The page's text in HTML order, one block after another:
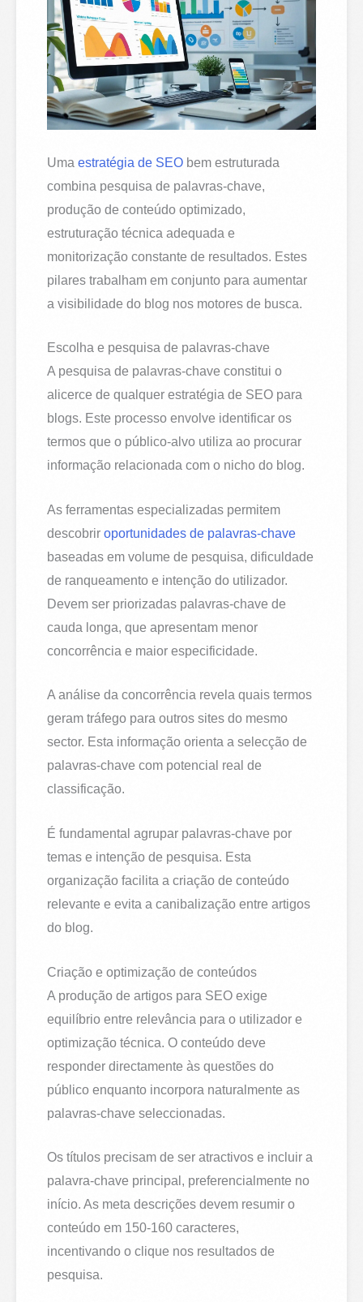
Umaestratégia de SEO bem estruturada
combina pesquisa de palavras-chave,
produção de conteúdo optimizado,
estruturação técnica adequada e
monitorização constante de resultados. Estes
pilares trabalham em conjunto para aumentar
a visibilidade do blog nos motores de busca.
Escolha e pesquisa de palavras-chave
A pesquisa de palavras-chave constitui o
alicerce de qualquer estratégia de SEO para
blogs. Este processo envolve identificar os
termos que o público-alvo utiliza ao procurar
informação relacionada com o nicho do blog.
As ferramentas especializadas permitem
descobriroportunidades de palavras-chave
baseadas em volume de pesquisa, dificuldade
de ranqueamento e intenção do utilizador.
Devem ser priorizadas palavras-chave de
cauda longa, que apresentam menor
concorrência e maior especificidade.
A análise da concorrência revela quais termos
geram tráfego para outros sites do mesmo
sector. Esta informação orienta a selecção de
palavras-chave com potencial real de
classificação.
É fundamental agrupar palavras-chave por
temas e intenção de pesquisa. Esta
organização facilita a criação de conteúdo
relevante e evita a canibalização entre artigos
do blog.
Criação e optimização de conteúdos
A produção de artigos para SEO exige
equilíbrio entre relevância para o utilizador e
optimização técnica. O conteúdo deve
responder directamente às questões do
público enquanto incorpora naturalmente as
palavras-chave seleccionadas.
Os títulos precisam de ser atractivos e incluir a
palavra-chave principal, preferencialmente no
início. As meta descrições devem resumir o
conteúdo em 150-160 caracteres,
incentivando o clique nos resultados de
pesquisa.